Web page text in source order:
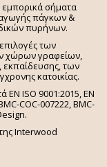
εμπορικά σήματα
πάγκων &
πυρήνων.
των
χώρων γραφείων,
εκπαίδευσης, των
κατοικίας.
EN ISO 9001:2015, EN
COC-007222, BMC-
Interwood